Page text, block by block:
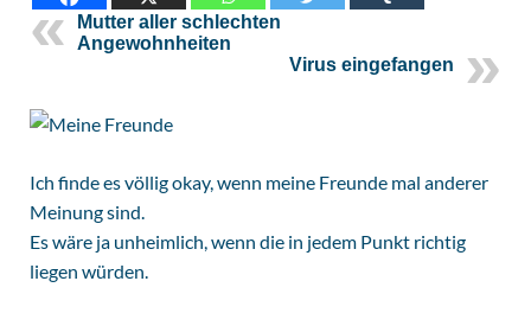
hier
Mutter aller schlechten
Angewohnheiten
Virus eingefangen
Ich finde es völlig okay, wenn meine Freunde mal anderer
Meinung sind.
Es wäre ja unheimlich, wenn die in jedem Punkt richtig
liegen würden.